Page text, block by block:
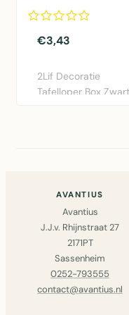
€3,43
2Lif Decoratie
Tafelloper Box Zwart
AVANTIUS
Avantius
J.J.v. Rhijnstraat 27
2171PT
Sassenheim
0252-793555
contact@avantius.nl